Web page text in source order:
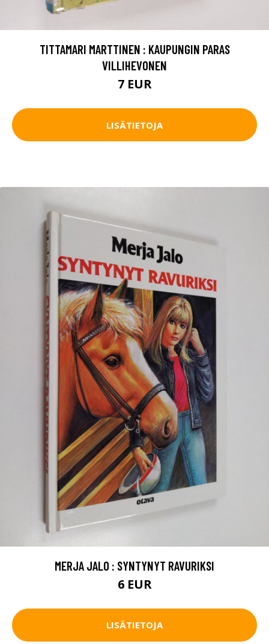
TITTAMARI MARTTINEN : KAUPUNGIN PARAS
VILLIHEVONEN
7 EUR
LISÄTIETOJA
MERJA JALO : SYNTYNYT RAVURIKSI
6 EUR
LISÄTIETOJA